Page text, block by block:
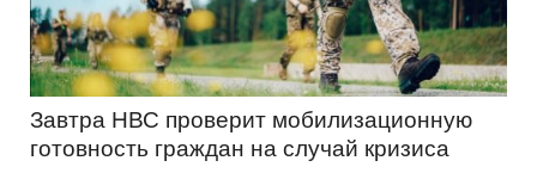
Завтра НВС проверит мобилизационную
готовность граждан на случай кризиса